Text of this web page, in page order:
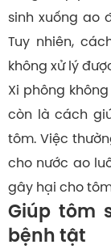
sinh xuống ao
Tuy nhiên,
không xử lý
Xi phông
còn là cách
tôm. Việc
cho nước ao
gây hại cho
Giúp tôm
bệnh tật